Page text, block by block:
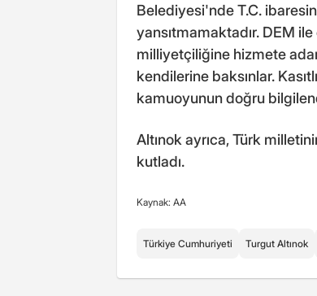
Belediyesi'nde T.C.
yansıtmamaktadır. DEM
milliyetçiliğine hizmete
kendilerine baksınlar.
kamuoyunun doğru
Altınok ayrıca, Türk
kutladı.
Kaynak: AA
Türkiye Cumhuriyeti Turgut Altınok